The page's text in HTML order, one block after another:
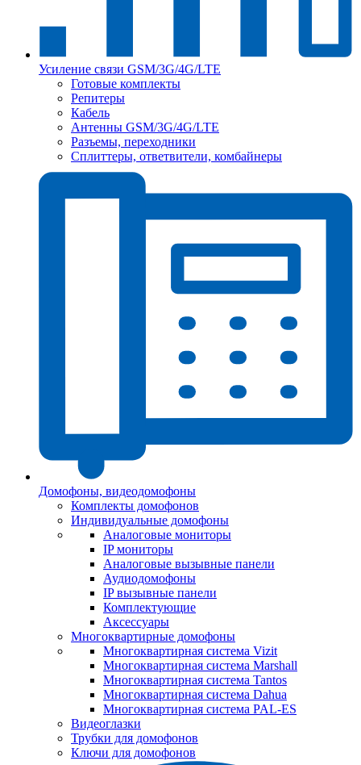
Усиление связи GSM/3G/4G/LTE
Готовые комплекты
Репитеры
Кабель
Антенны GSM/3G/4G/LTE
Разъемы, переходники
Сплиттеры, ответвители, комбайнеры
Домофоны, видеодомофоны
Комплекты домофонов
Индивидуальные домофоны
Аналоговые мониторы
IP мониторы
Аналоговые вызывные панели
Аудиодомофоны
IP вызывные панели
Комплектующие
Аксессуары
Многоквартирные домофоны
Многоквартирная система Vizit
Многоквартирная система Marshall
Многоквартирная система Tantos
Многоквартирная система Dahua
Многоквартирная система PAL-ES
Видеоглазки
Трубки для домофонов
Ключи для домофонов